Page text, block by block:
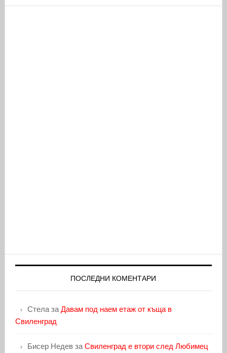
ПОСЛЕДНИ КОМЕНТАРИ
Стелаза Давам под наем етаж от къща в
Свиленград
Бисер Недевза Свиленград е втори след Любимец